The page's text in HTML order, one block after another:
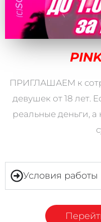
ПРИГЛАШАЕМ к
девушек от 18 лет.
реальные деньги,
Условия работы